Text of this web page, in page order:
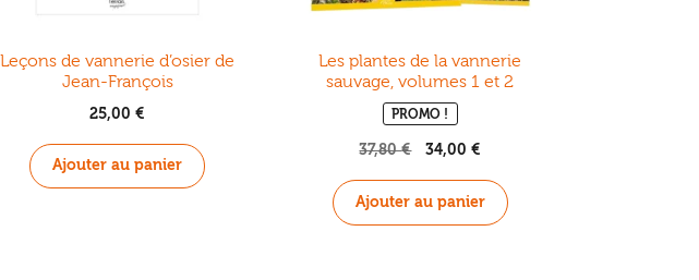
Leçons de vannerie d’osier de
Jean-François
25,00€
Ajouter au panier
Les plantes de la vannerie
sauvage, volumes 1 et 2
PROMO !
37,80€
Le
initial
était :
34,00€
actuel
est :
Ajouter au panier